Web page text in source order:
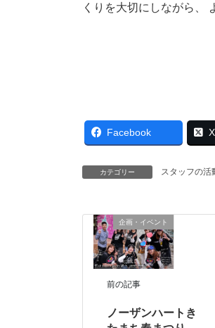
くりを大切にしながら、
Facebook X
カテゴリー スタッフの活
企画・イベント
前の記事
ノーザンハートき